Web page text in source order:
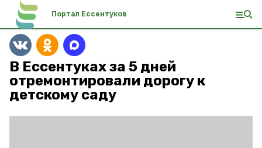
Портал Ессентуков
В Ессентуках за 5 дней
отремонтировали дорогу к
детскому саду